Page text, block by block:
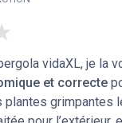
vidaXL, je la
et correcte
plantes grimpantes